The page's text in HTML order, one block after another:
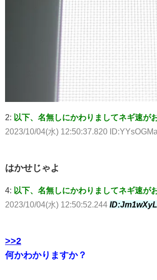
2: 以下、名無しにかわりましてネギ速が
2023/10/04(水) 12:50:37.820
はかせじゃよ
4: 以下、名無しにかわりましてネギ速が
2023/10/04(水) 12:50:52.244
>>2
何かわかりますか？